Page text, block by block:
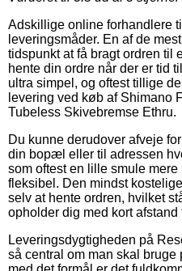
Adskillige online forhandlere
leveringsmåder. En af de
tidspunkt at få bragt ordren til
hente din ordre når der er tid
ultra simpel, og oftest tillige
levering ved køb af Shimano
Tubeless Skivebremse Ethru.
Du kunne derudover afveje
din bopæl eller til adressen
som oftest en lille smule
fleksibel. Den mindst
selv at hente ordren, hvilket
opholder dig med kort
Leveringsdygtigheden på
så central om man skal bruge